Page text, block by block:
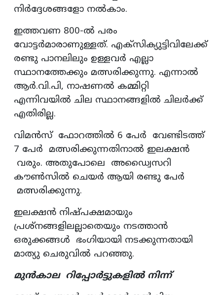
നിർദ്ദേശങ്ങളോ നൽകാം.
ഇത്തവണ 800-ൽ പരം
വോട്ടർമാരാണുള്ളത്. എക്സിക്യുട്ടിവിലേക്ക്
രണ്ടു പാനലിലും ഉള്ളവർ എല്ലാ
സ്ഥാനത്തേക്കും മത്സരിക്കുന്നു. എന്നാൽ
ആർ.വി.പി, നാഷണൽ കമ്മിറ്റി
എന്നിവയിൽ ചില സ്ഥാനങ്ങളിൽ ചിലർക്ക്
എതിരില്ല.
വിമൻസ് ഫോറത്തിൽ 6 പേർ വേണ്ടിടത്ത്
7 പേർ മത്സരിക്കുന്നതിനാൽ ഇലക്ഷൻ
വരും. അതുപോലെ അഡ്വൈസറി
കൗൺസിൽ ചെയർ ആയി രണ്ടു പേർ
മത്സരിക്കുന്നു.
ഇലക്ഷൻ നിഷ്പക്ഷമായും
പ്രശ്നങ്ങളിലല്ലാതെയും നടത്താൻ
ഒരുക്കങ്ങൾ ഭംഗിയായി നടക്കുന്നതായി
മാത്യു ചെരുവിൽ പറഞ്ഞു.
മുൻകാല റിപ്പോർട്ടുകളിൽ നിന്ന്